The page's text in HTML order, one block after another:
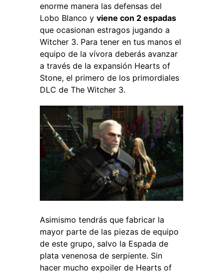
enorme manera las defensas del
Lobo Blanco y viene con 2 espadas
que ocasionan estragos jugando a
Witcher 3. Para tener en tus manos el
equipo de la vívora deberás avanzar
a través de la expansión Hearts of
Stone, el primero de los primordiales
DLC de The Witcher 3.
Asimismo tendrás que fabricar la
mayor parte de las piezas de equipo
de este grupo, salvo la Espada de
plata venenosa de serpiente. Sin
hacer mucho expoiler de Hearts of